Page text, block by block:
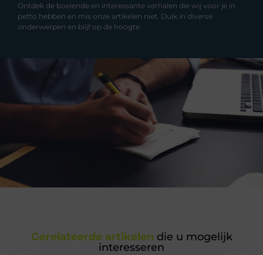
Ontdek de boeiende en interessante verhalen die wij voor je in
petto hebben en mis onze artikelen niet. Duik in diverse
onderwerpen en blijf op de hoogte.
Gerelateerde artikelen die u mogelijk
interesseren